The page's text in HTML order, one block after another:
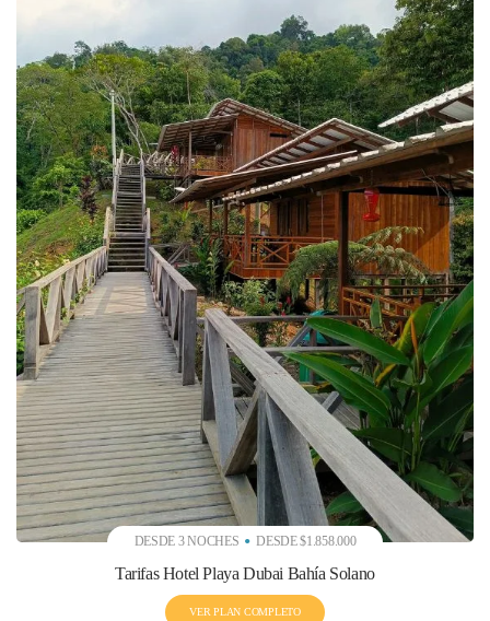
DESDE 3 NOCHES DESDE $1.858.000
Tarifas Hotel Playa Dubai Bahía Solano
VER PLAN COMPLETO